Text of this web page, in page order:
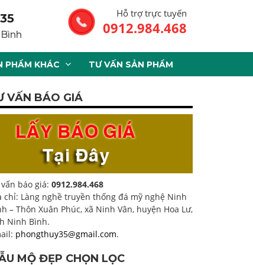
Hỗ trợ trực tuyến
0912.984.468
PHẨM KHÁC TƯ VẤN SẢN PHẨM
VẤN BÁO GIÁ
báo giá: 0912.984.468
chỉ: Làng nghề truyền thống đá mỹ nghệ Ninh
– Thôn Xuân Phúc, xã Ninh Vân, huyện Hoa Lư,
Ninh Bình.
phongthuy35@gmail.com.
MỘ ĐẸP CHỌN LỌC